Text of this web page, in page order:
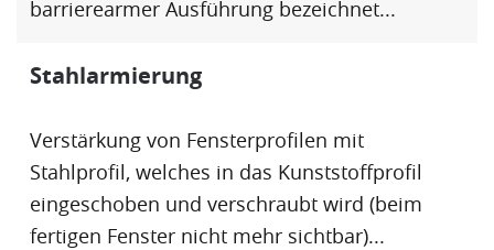
barrierearmer Ausführung bezeichnet...
Stahlarmierung
Verstärkung von Fensterprofilen mit
Stahlprofil, welches in das Kunststoffprofil
eingeschoben und verschraubt wird (beim
fertigen Fenster nicht mehr sichtbar)...